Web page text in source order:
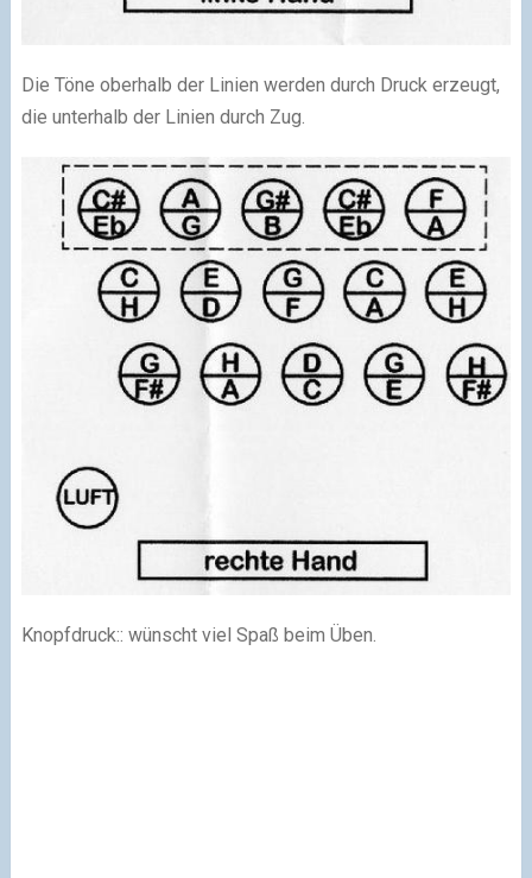
Die Töne oberhalb der Linien werden durch Druck erzeugt,
die unterhalb der Linien durch Zug.
Knopfdruck:: wünscht viel Spaß beim Üben.